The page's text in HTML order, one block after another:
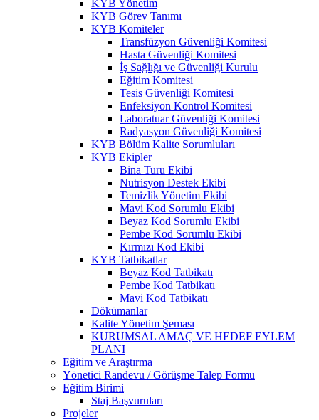
KYB Yönetim
KYB Görev Tanımı
KYB Komiteler
Transfüzyon Güvenliği Komitesi
Hasta Güvenliği Komitesi
İş Sağlığı ve Güvenliği Kurulu
Eğitim Komitesi
Tesis Güvenliği Komitesi
Enfeksiyon Kontrol Komitesi
Laboratuar Güvenliği Komitesi
Radyasyon Güvenliği Komitesi
KYB Bölüm Kalite Sorumluları
KYB Ekipler
Bina Turu Ekibi
Nutrisyon Destek Ekibi
Temizlik Yönetim Ekibi
Mavi Kod Sorumlu Ekibi
Beyaz Kod Sorumlu Ekibi
Pembe Kod Sorumlu Ekibi
Kırmızı Kod Ekibi
KYB Tatbikatlar
Beyaz Kod Tatbikatı
Pembe Kod Tatbikatı
Mavi Kod Tatbikatı
Dökümanlar
Kalite Yönetim Şeması
KURUMSAL AMAÇ VE HEDEF EYLEM
PLANI
Eğitim ve Araştırma
Yönetici Randevu / Görüşme Talep Formu
Eğitim Birimi
Staj Başvuruları
Projeler